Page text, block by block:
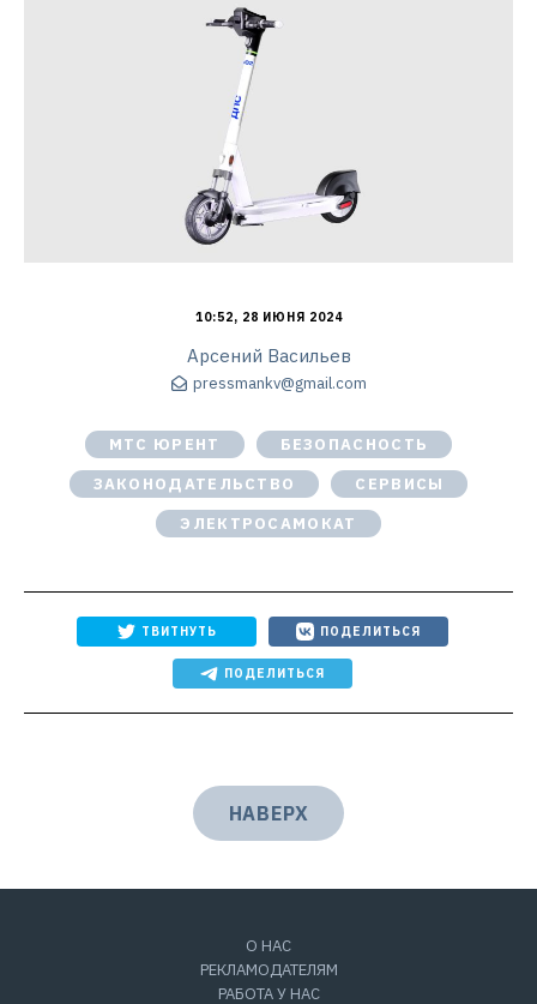
10:52, 28 ИЮНЯ 2024
Арсений Васильев
pressmankv@gmail.com
МТС ЮРЕНТ
БЕЗОПАСНОСТЬ
ЗАКОНОДАТЕЛЬСТВО
СЕРВИСЫ
ЭЛЕКТРОСАМОКАТ
ТВИТНУТЬ ПОДЕЛИТЬСЯ
ПОДЕЛИТЬСЯ
НАВЕРХ
О НАС
РЕКЛАМОДАТЕЛЯМ
РАБОТА У НАС